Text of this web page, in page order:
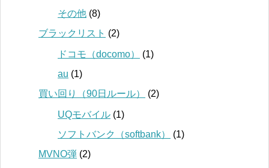
その他 (8)
ブラックリスト (2)
ドコモ（docomo）
(1)
au (1)
買い回り（90日ルール）
(2)
UQモバイル (1)
ソフトバンク（softbank）
(1)
MVNO弾 (2)